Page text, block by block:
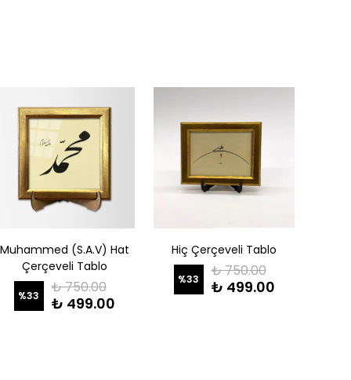
Muhammed (S.A.V) Hat
Çerçeveli Tablo
%33 ₺ 750.00
₺ 499.00
Hiç Çerçeveli Tablo
%33 ₺ 750.00
₺ 499.00